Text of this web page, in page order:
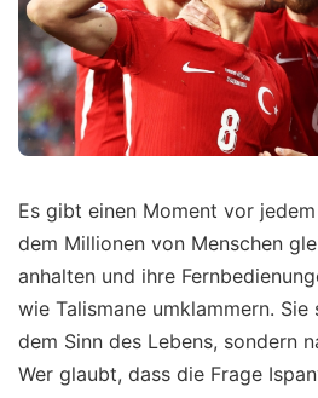
Es gibt einen Moment vor
dem Millionen von Menschen
anhalten und ihre
wie Talismane umklammern.
dem Sinn des Lebens, sondern
Wer glaubt, dass die Frage